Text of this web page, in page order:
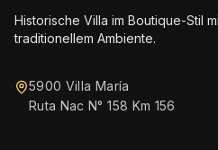
Historische Villa im Boutique-Stil
traditionellem Ambiente.
5900 Villa María
Ruta Nac N° 158 Km 156